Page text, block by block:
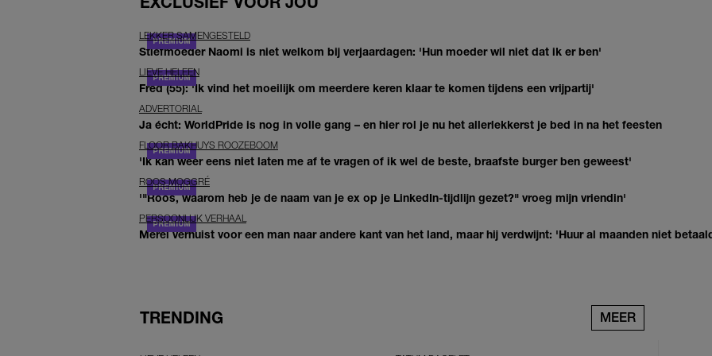
LEKKER SAMENGESTELD
Stiefmoeder Naomi is niet welkom bij verjaardagen: 'Hun moeder wil niet dat ik er ben'
LIEVE HELEEN
Fred (55): 'Ik vind het moeilijk om meerdere keren klaar te komen tijdens een vrijpartij'
ADVERTORIAL
Ja écht: WorldPride is nog in volle gang – en hier rol je nu het allerlekkerst je bed in na het feesten
FLOOR BAKHUYS ROOZEBOOM
'Ik kan weer eens niet laten me af te vragen of ik wel de beste, braafste burger ben geweest'
ROOS MOGGRÉ
'"Roos, waarom heb je de naam van je ex op je LinkedIn-tijdlijn gezet?" vroeg mijn vriendin'
PERSOONLIJK VERHAAL
Merel verhuist voor een man naar andere kant van het land, maar hij verdwijnt: 'Huur al maanden niet
TRENDING MEER